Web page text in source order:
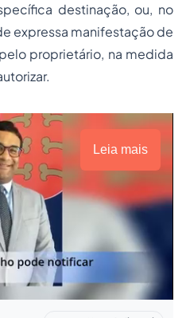
destinação, ou, no
expressa manifestação de
proprietário, na medida
Leia mais